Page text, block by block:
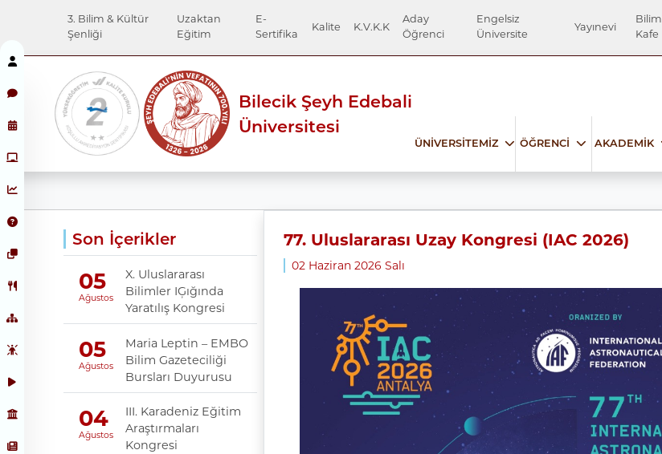
3. Bilim & Kültür
Şenliği
Uzaktan
Eğitim
E-
Sertifika
Kalite K.V.K.K
Aday
Öğrenci
Engelsiz
Üniversite
Yayınevi
Bilim
Kafe
Bilecik Şeyh Edebali
Üniversitesi
ÜNİVERSİTEMİZ ÖĞRENCİ AKADEMİK
Son İçerikler
05
Ağustos
X. Uluslararası
Bilimler IĢığında
Yaratılış Kongresi
05
Ağustos
Maria Leptin – EMBO
Bilim Gazeteciliği
Bursları Duyurusu
04
Ağustos
III. Karadeniz Eğitim
Araştırmaları
Kongresi
77. Uluslararası Uzay Kongresi (IAC 2026)
02 Haziran 2026 Salı